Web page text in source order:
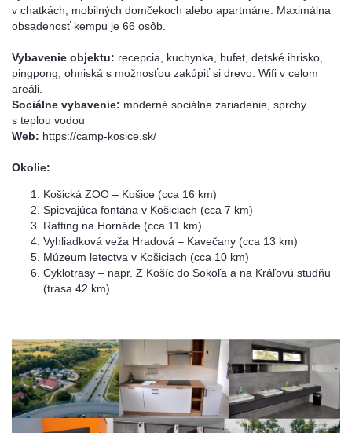
v chatkách, mobilných domčekoch alebo apartmáne. Maximálna
obsadenosť kempu je 66 osôb.
Vybavenie objektu: recepcia, kuchynka, bufet, detské ihrisko,
pingpong, ohniská s možnosťou zakúpiť si drevo. Wifi v celom
areáli.
Sociálne vybavenie: moderné sociálne zariadenie, sprchy
s teplou vodou
Web: https://camp-kosice.sk/
Okolie:
Košická ZOO – Košice (cca 16 km)
Spievajúca fontána v Košiciach (cca 7 km)
Rafting na Hornáde (cca 11 km)
Vyhliadková veža Hradová – Kavečany (cca 13 km)
Múzeum letectva v Košiciach (cca 10 km)
Cyklotrasy – napr. Z Košíc do Sokoľa a na Kráľovú studňu
(trasa 42 km)